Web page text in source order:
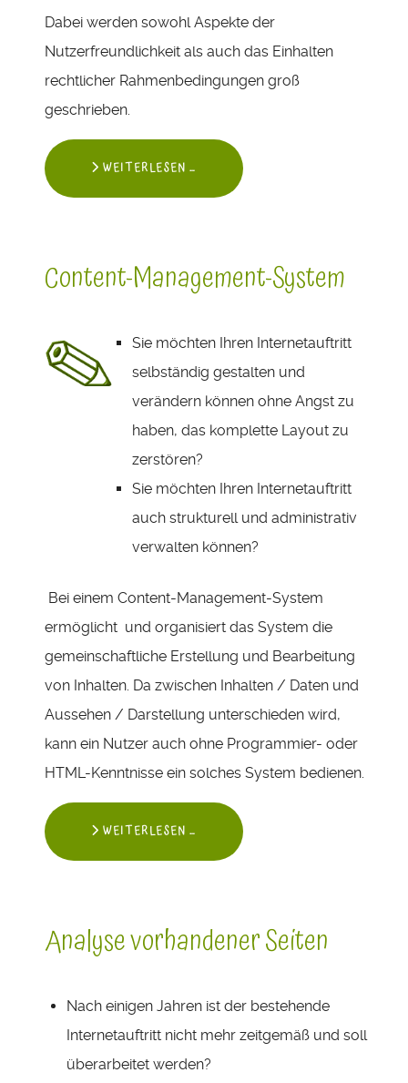
Dabei werden sowohl Aspekte der
Nutzerfreundlichkeit als auch das Einhalten
rechtlicher Rahmenbedingungen groß
geschrieben.
WEITERLESEN …
Content-Management-System
Sie möchten Ihren Internetauftritt
selbständig gestalten und
verändern können ohne Angst zu
haben, das komplette Layout zu
zerstören?
Sie möchten Ihren Internetauftritt
auch strukturell und administrativ
verwalten können?
Bei einem Content-Management-System
ermöglicht und organisiert das System die
gemeinschaftliche Erstellung und Bearbeitung
von Inhalten. Da zwischen Inhalten / Daten und
Aussehen / Darstellung unterschieden wird,
kann ein Nutzer auch ohne Programmier- oder
HTML-Kenntnisse ein solches System bedienen.
WEITERLESEN …
Analyse vorhandener Seiten
Nach einigen Jahren ist der bestehende
Internetauftritt nicht mehr zeitgemäß und soll
überarbeitet werden?